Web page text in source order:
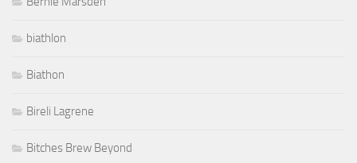
biathlon
Biathon
Bireli Lagrene
Bitches Brew Beyond